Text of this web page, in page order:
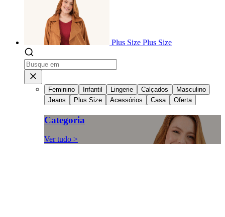
Plus Size Plus Size
Feminino Infantil Lingerie Calçados
Masculino
Jeans
Plus Size Acessórios Casa Oferta
Categoria
Ver tudo >